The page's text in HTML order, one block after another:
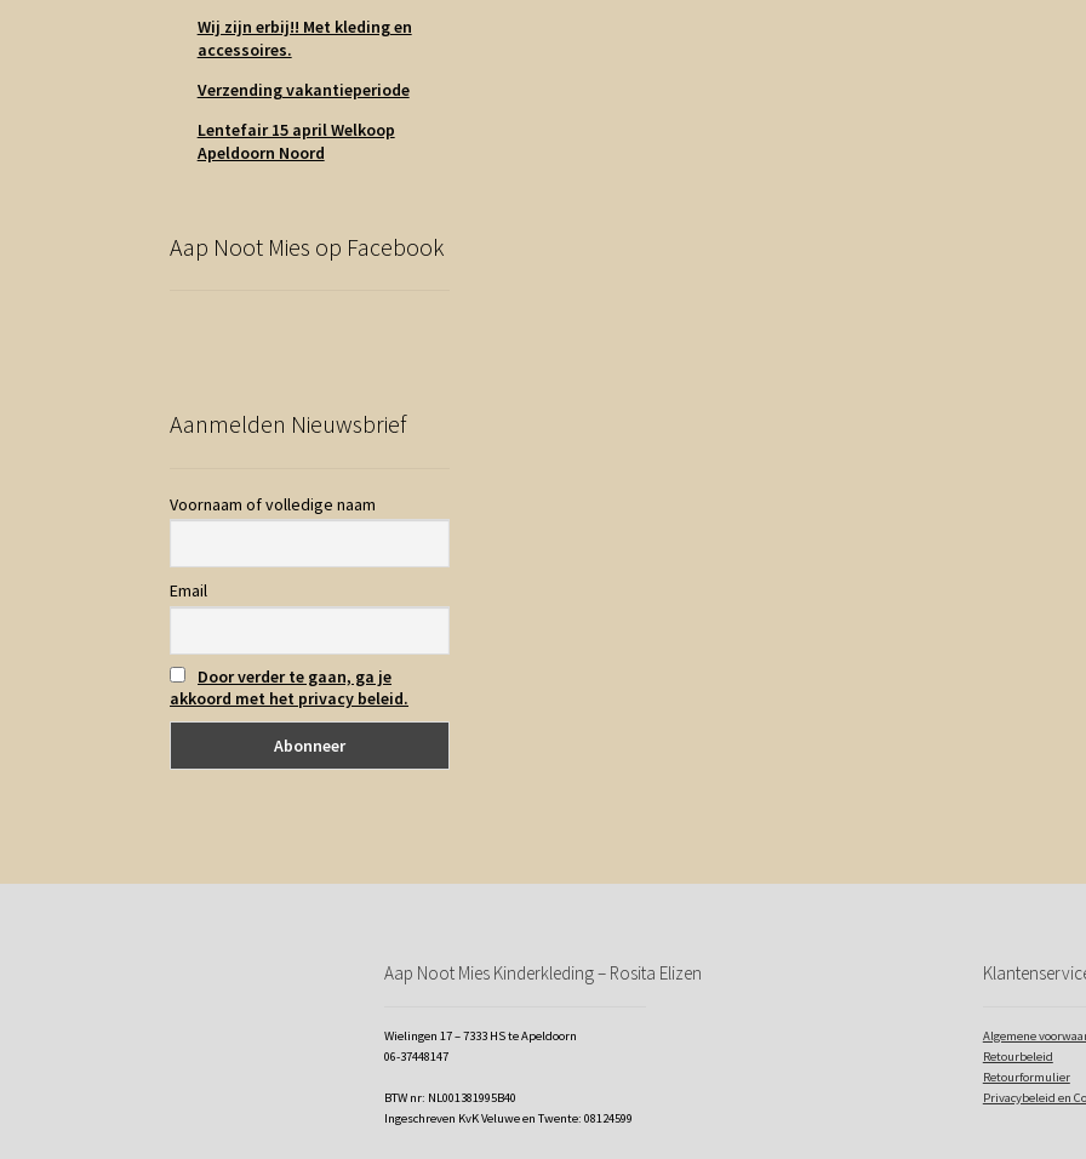
Wij zijn erbij!! Met kleding en
accessoires.
Verzending vakantieperiode
Lentefair 15 april Welkoop
Apeldoorn Noord
Aap Noot Mies op Facebook
Aanmelden Nieuwsbrief
Voornaam of volledige naam
Email
Door verder te gaan, ga je
akkoord met het privacy beleid.
Aap Noot Mies Kinderkleding – Rosita Elizen
Wielingen 17 – 7333 HS te Apeldoorn
06-37448147
BTW nr: NL001381995B40
Ingeschreven KvK Veluwe en Twente: 08124599
Algemene
Retourbeleid
Retourformulier
Privacybeleid en